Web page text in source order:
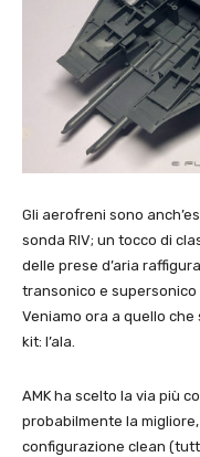
Gli aerofreni sono
sonda RIV; un tocco di
delle prese d’aria
transonico e
Veniamo ora a quello
kit: l’ala.
AMK ha scelto la via più
probabilmente la
configurazione clean